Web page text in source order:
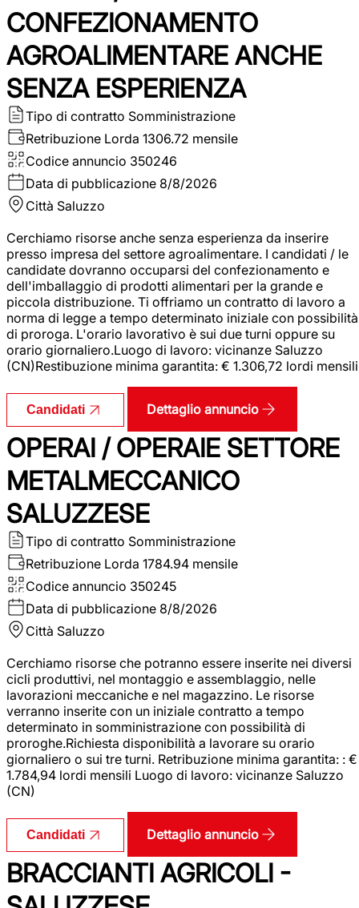
CONFEZIONAMENTO
AGROALIMENTARE ANCHE
SENZA ESPERIENZA
Tipo di contratto Somministrazione
Retribuzione Lorda 1306.72 mensile
Codice annuncio 350246
Data di pubblicazione 8/8/2026
Città Saluzzo
Cerchiamo risorse anche senza esperienza da inserire
presso impresa del settore agroalimentare. I candidati / le
candidate dovranno occuparsi del confezionamento e
dell'imballaggio di prodotti alimentari per la grande e
piccola distribuzione. Ti offriamo un contratto di lavoro a
norma di legge a tempo determinato iniziale con possibilità
di proroga. L'orario lavorativo è sui due turni oppure su
orario giornaliero.Luogo di lavoro: vicinanze Saluzzo
(CN)Restibuzione minima garantita: € 1.306,72 lordi mensili
Candidati Dettaglio annuncio
OPERAI / OPERAIE SETTORE
METALMECCANICO
SALUZZESE
Tipo di contratto Somministrazione
Retribuzione Lorda 1784.94 mensile
Codice annuncio 350245
Data di pubblicazione 8/8/2026
Città Saluzzo
Cerchiamo risorse che potranno essere inserite nei diversi
cicli produttivi, nel montaggio e assemblaggio, nelle
lavorazioni meccaniche e nel magazzino. Le risorse
verranno inserite con un iniziale contratto a tempo
determinato in somministrazione con possibilità di
proroghe.Richiesta disponibilità a lavorare su orario
giornaliero o sui tre turni. Retribuzione minima garantita: : €
1.784,94 lordi mensili Luogo di lavoro: vicinanze Saluzzo
(CN)
Candidati Dettaglio annuncio
BRACCIANTI AGRICOLI -